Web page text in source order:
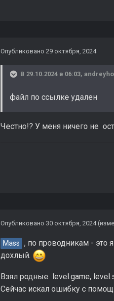
Опубликовано 29 октября, 2024
В 29.10.2024 в 06:03,
файл по ссылке удален
Честно!? У меня ничего не
Опубликовано 30 октября, 2024
Mass , по проводникам - это
дохлый.
Взял родные level.game,
Сейчас искал ошибку с